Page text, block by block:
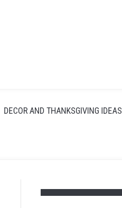
DECOR AND THANKSGIVING IDEAS